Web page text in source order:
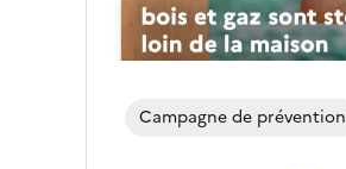
Campagne de prévention